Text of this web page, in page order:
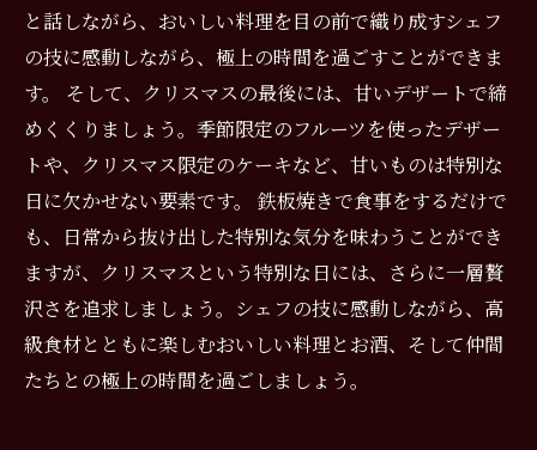
と話しながら、おいしい料理を目の前で織り成すシェフ
の技に感動しながら、極上の時間を過ごすことができま
す。 そして、クリスマスの最後には、甘いデザートで締
めくくりましょう。季節限定のフルーツを使ったデザー
トや、クリスマス限定のケーキなど、甘いものは特別な
日に欠かせない要素です。 鉄板焼きで食事をするだけで
も、日常から抜け出した特別な気分を味わうことができ
ますが、クリスマスという特別な日には、さらに一層贅
沢さを追求しましょう。シェフの技に感動しながら、高
級食材とともに楽しむおいしい料理とお酒、そして仲間
たちとの極上の時間を過ごしましょう。